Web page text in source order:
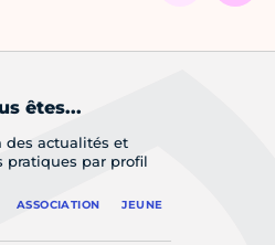
êtes...
des actualités et
pratiques par profil
ASSOCIATION JEUNE